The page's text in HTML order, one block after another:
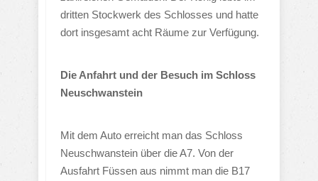
dritten Stockwerk des Schlosses und hatte
dort insgesamt acht Räume zur Verfügung.
Die Anfahrt und der Besuch im Schloss
Neuschwanstein
Mit dem Auto erreicht man das Schloss
Neuschwanstein über die A7. Von der
Ausfahrt Füssen aus nimmt man die B17